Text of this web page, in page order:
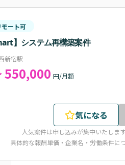
モート可
】システム再構築案件
新宿駅
550,000 円/月額
気になる
人気案件は申し込みが集中いたしま
具体的な報酬単価・企業名・労働条件に